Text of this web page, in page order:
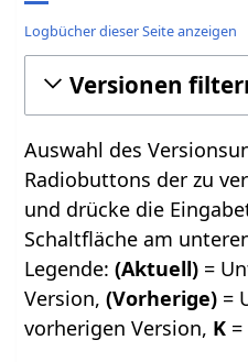
Logbücher dieser Seite anzeigen
Versionen
Auswahl des
Radiobuttons der zu
und drücke die
Schaltfläche am
Legende:(Aktuell) =
Version,(Vorherige) =
vorherigen Version, K